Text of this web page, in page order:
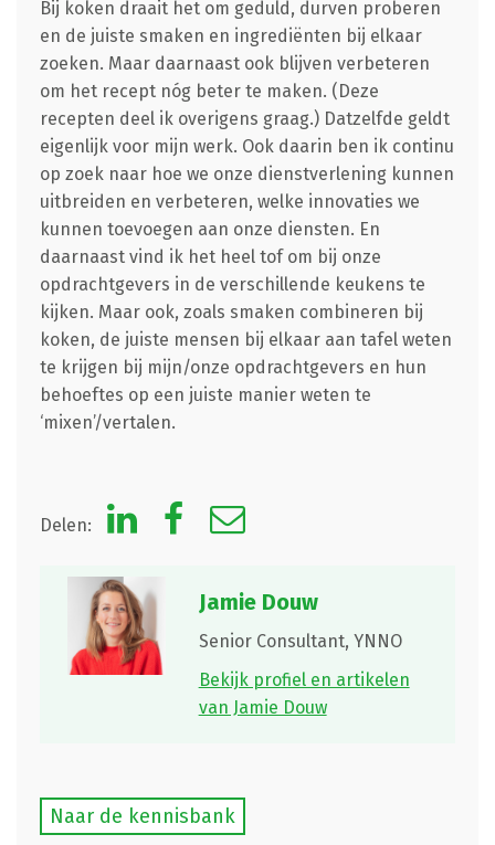
Bij koken draait het om geduld, durven proberen
en de juiste smaken en ingrediënten bij elkaar
zoeken. Maar daarnaast ook blijven verbeteren
om het recept nóg beter te maken. (Deze
recepten deel ik overigens graag.) Datzelfde geldt
eigenlijk voor mijn werk. Ook daarin ben ik continu
op zoek naar hoe we onze dienstverlening kunnen
uitbreiden en verbeteren, welke innovaties we
kunnen toevoegen aan onze diensten. En
daarnaast vind ik het heel tof om bij onze
opdrachtgevers in de verschillende keukens te
kijken. Maar ook, zoals smaken combineren bij
koken, de juiste mensen bij elkaar aan tafel weten
te krijgen bij mijn/onze opdrachtgevers en hun
behoeftes op een juiste manier weten te
‘mixen’/vertalen.
Delen:
Jamie Douw
Senior Consultant, YNNO
Bekijk profiel en artikelen
van Jamie Douw
Naar de kennisbank